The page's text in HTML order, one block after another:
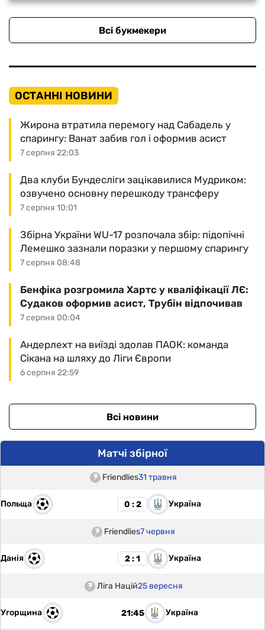
Всі букмекери
ОСТАННІ НОВИНИ
7 серпня 22:03
Жирона втратила перемогу над Сабадель у
спарингу: Ванат забив гол і оформив асист
7 серпня 10:01
Два клуби Бундесліги зацікавилися Мудриком:
озвучено основну перешкоду трансферу
7 серпня 08:48
Збірна України WU-17 розпочала збір: підопічні
Лемешко зазнали поразки у першому спарингу
7 серпня 00:04
Бенфіка розгромила Хартс у кваліфікації ЛЄ:
Судаков оформив асист, Трубін відпочивав
6 серпня 22:59
Андерлехт на виїзді здолав ПАОК: команда
Сікана на шляху до Ліги Європи
Всі новини
Матчі збірної
Friendlies31 травня
Польща 0 : 2 Україна
Friendlies7 червня
Данія 2 : 1 Україна
Ліга Націй25 вересня
Угорщина 21:45 Україна